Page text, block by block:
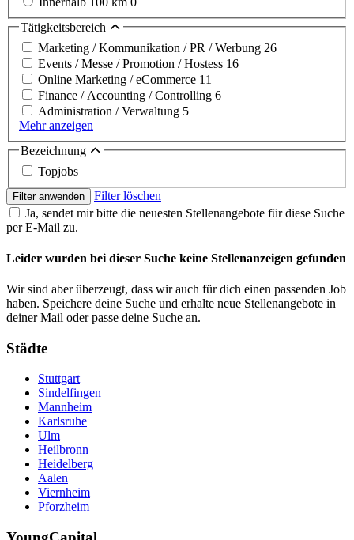
Tätigkeitsbereich
Marketing / Kommunikation / PR / Werbung 26
Events / Messe / Promotion / Hostess 16
Online Marketing / eCommerce 11
Finance / Accounting / Controlling 6
Administration / Verwaltung 5
Mehr anzeigen
Bezeichnung
Topjobs
Filter anwenden
Filter löschen
Ja, sendet mir bitte die neuesten Stellenangebote für diese Suche
per E-Mail zu.
Leider wurden bei dieser Suche keine Stellenanzeigen gefunden
Wir sind aber überzeugt, dass wir auch für dich einen passenden Job
haben. Speichere deine Suche und erhalte neue Stellenangebote in
deiner Mail oder passe deine Suche an.
Städte
Stuttgart
Sindelfingen
Mannheim
Karlsruhe
Ulm
Heilbronn
Heidelberg
Aalen
Viernheim
Pforzheim